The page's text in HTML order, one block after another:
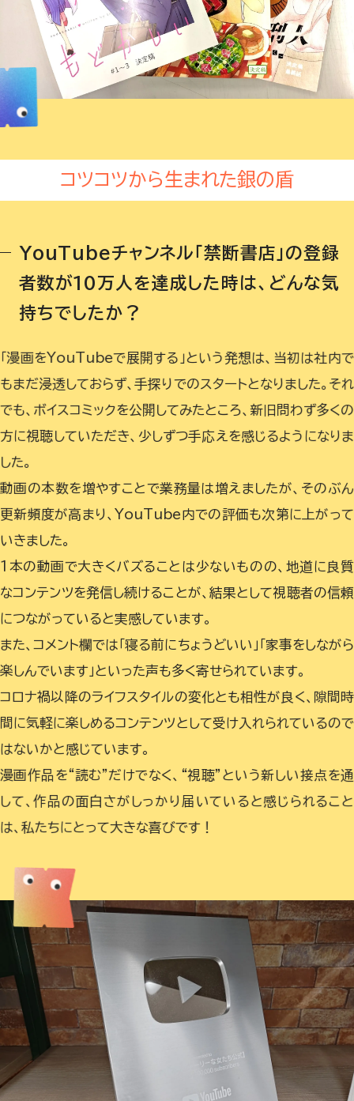
コツコツから生まれた銀の盾
YouTubeチャンネル「禁断書店」の登録
者数が10万人を達成した時は、どんな気
持ちでしたか？
「漫画をYouTubeで展開する」という発想は、当初は社内で
もまだ浸透しておらず、手探りでのスタートとなりました。それ
でも、ボイスコミックを公開してみたところ、新旧問わず多くの
方に視聴していただき、少しずつ手応えを感じるようになりま
した。
動画の本数を増やすことで業務量は増えましたが、そのぶん
更新頻度が高まり、YouTube内での評価も次第に上がって
いきました。
1本の動画で大きくバズることは少ないものの、地道に良質
なコンテンツを発信し続けることが、結果として視聴者の信頼
につながっていると実感しています。
また、コメント欄では「寝る前にちょうどいい」「家事をしながら
楽しんでいます」といった声も多く寄せられています。
コロナ禍以降のライフスタイルの変化とも相性が良く、隙間時
間に気軽に楽しめるコンテンツとして受け入れられているので
はないかと感じています。
漫画作品を“読む”だけでなく、“視聴”という新しい接点を通
して、作品の面白さがしっかり届いていると感じられること
は、私たちにとって大きな喜びです！